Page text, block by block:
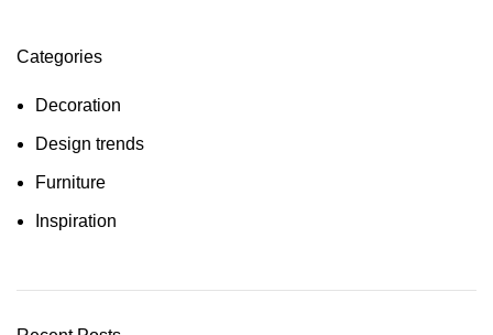
Categories
Decoration
Design trends
Furniture
Inspiration